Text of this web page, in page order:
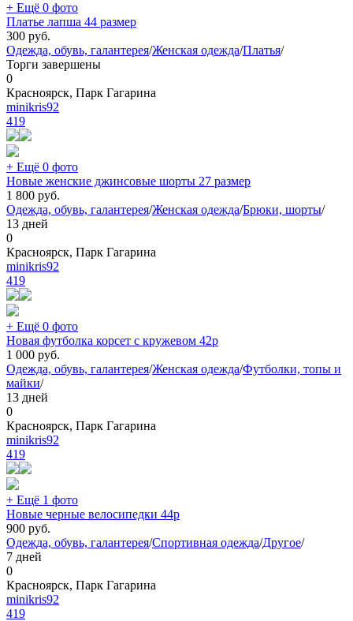
+ Ещё 0 фото
Платье лапша 44 размер
300 руб.
Одежда, обувь, галантерея/Женская одежда/Платья/
Торги завершены
0
Красноярск, Парк Гагарина
minikris92
419
+ Ещё 0 фото
Новые женские джинсовые шорты 27 размер
1 800 руб.
Одежда, обувь, галантерея/Женская одежда/Брюки, шорты/
13 дней
0
Красноярск, Парк Гагарина
minikris92
419
+ Ещё 0 фото
Новая футболка корсет с кружевом 42р
1 000 руб.
Одежда, обувь, галантерея/Женская одежда/Футболки, топы и
майки/
13 дней
0
Красноярск, Парк Гагарина
minikris92
419
+ Ещё 1 фото
Новые черные велосипедки 44р
900 руб.
Одежда, обувь, галантерея/Спортивная одежда/Другое/
7 дней
0
Красноярск, Парк Гагарина
minikris92
419